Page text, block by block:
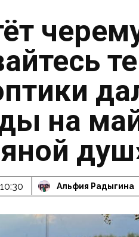
на
Альфия Радыгина